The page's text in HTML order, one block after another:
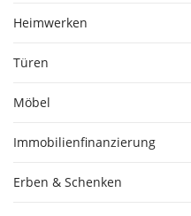
Heimwerken
Türen
Möbel
Immobilienfinanzierung
Erben & Schenken